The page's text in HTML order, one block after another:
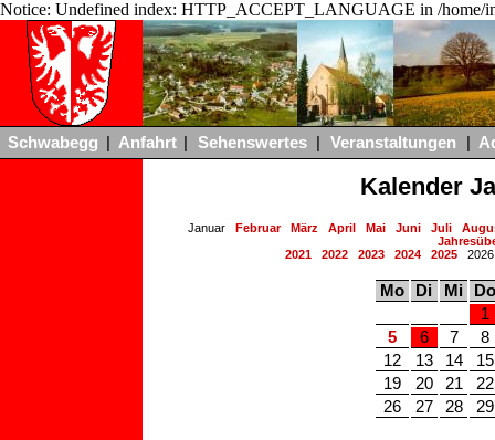
Notice: Undefined index: HTTP_ACCEPT_LANGUAGE in /home/
Schwabegg Anfahrt Sehenswertes Veranstaltungen
Kalender
Januar Februar März April Mai Juni Juli
2021
2022 2023 2024 2025
Mo Di Mi
Do
1
5
6 7
8
12
13 14
15
19
20 21
22
26
27 28 29